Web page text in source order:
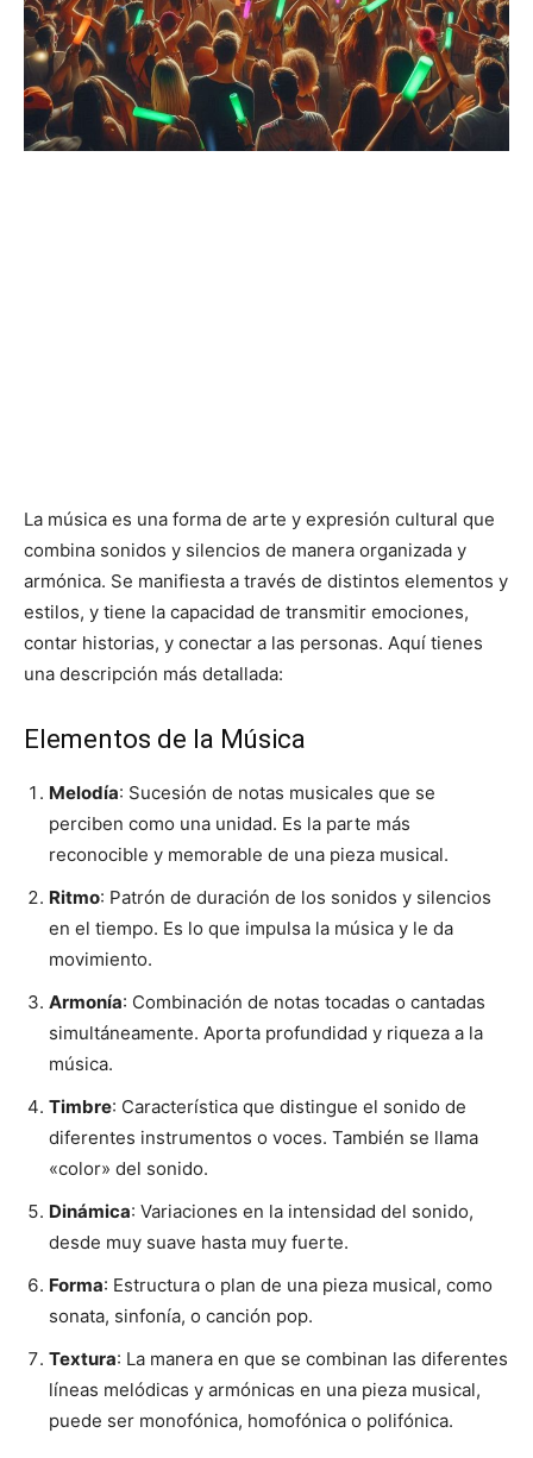
La música es una forma de arte y expresión cultural que
combina sonidos y silencios de manera organizada y
armónica. Se manifiesta a través de distintos elementos y
estilos, y tiene la capacidad de transmitir emociones,
contar historias, y conectar a las personas. Aquí tienes
una descripción más detallada:
Elementos de la Música
Melodía: Sucesión de notas musicales que se
perciben como una unidad. Es la parte más
reconocible y memorable de una pieza musical.
Ritmo: Patrón de duración de los sonidos y silencios
en el tiempo. Es lo que impulsa la música y le da
movimiento.
Armonía: Combinación de notas tocadas o cantadas
simultáneamente. Aporta profundidad y riqueza a la
música.
Timbre: Característica que distingue el sonido de
diferentes instrumentos o voces. También se llama
«color» del sonido.
Dinámica: Variaciones en la intensidad del sonido,
desde muy suave hasta muy fuerte.
Forma: Estructura o plan de una pieza musical, como
sonata, sinfonía, o canción pop.
Textura: La manera en que se combinan las diferentes
líneas melódicas y armónicas en una pieza musical,
puede ser monofónica, homofónica o polifónica.